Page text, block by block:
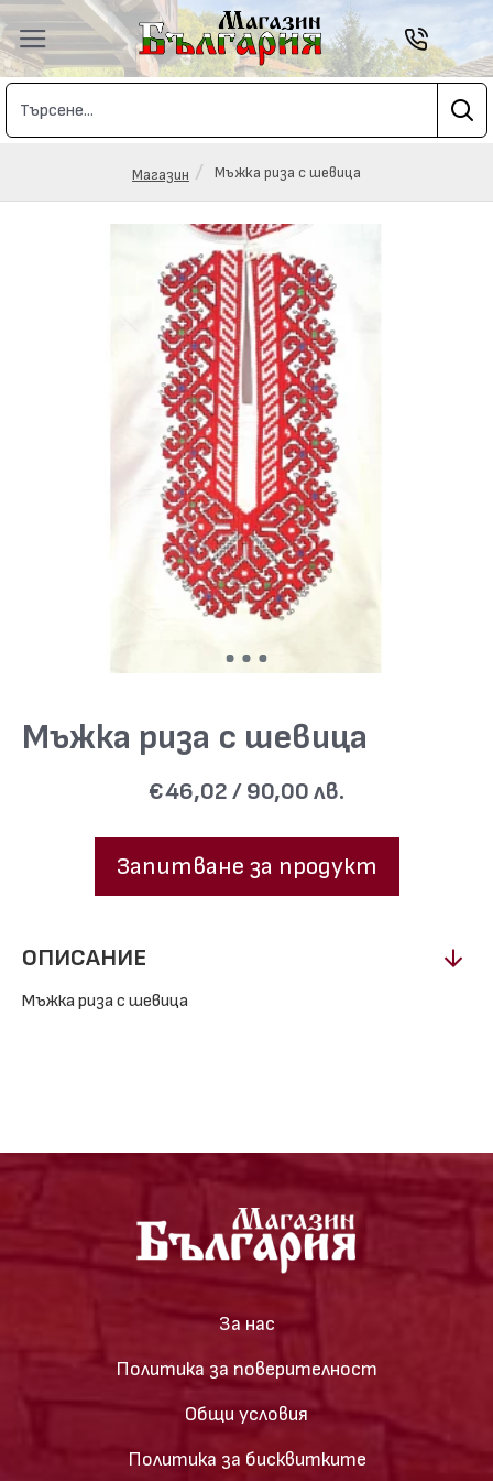
Магазин Мъжка риза с шевица
Мъжка риза с шевица
€46,02 / 90,00 лв.
Запитване за продукт
ОПИСАНИЕ
Мъжка риза с шевица
За нас
Политика за поверителност
Общи условия
Политика за бисквитките